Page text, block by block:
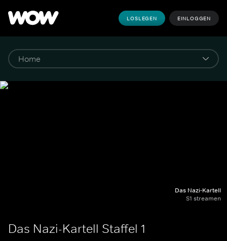
LOSLEGEN EINLOGGEN
Das Nazi-Kartell
S1 streamen
Das Nazi-Kartell Staffel 1